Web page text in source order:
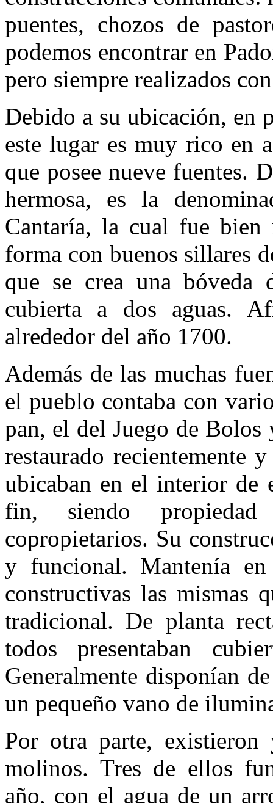
puentes, chozos de
podemos encontrar en
pero siempre realizados
Debido a su ubicación, en
este lugar es muy rico en
que posee nueve fuentes.
hermosa, es la
Cantaría, la cual fue bien
forma con buenos sillares
que se crea una bóveda
cubierta a dos aguas.
alrededor del año 1700.
Además de las muchas
el pueblo contaba con
pan, el del Juego de
restaurado recientemente
ubicaban en el interior de
fin, siendo
copropietarios. Su
y funcional. Mantenía
constructivas las mismas
tradicional. De planta
todos presentaban
Generalmente disponían
un pequeño vano de
Por otra parte, existieron
molinos. Tres de ellos
año, con el agua de un